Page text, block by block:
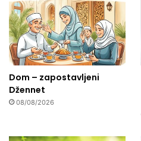
Dom – zapostavljeni
Džennet
08/08/2026